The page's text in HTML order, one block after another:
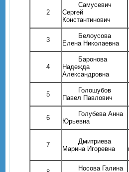
2
Самусевич
Сергей
Константинович
3
Белоусова
Елена Николаевна
4
Баронова
Надежда
Александровна
5
Голошубов
Павел Павлович
6
Голубева Анна
Юрьевна
7
Дмитриева
Марина Игоревна
Носова Галина